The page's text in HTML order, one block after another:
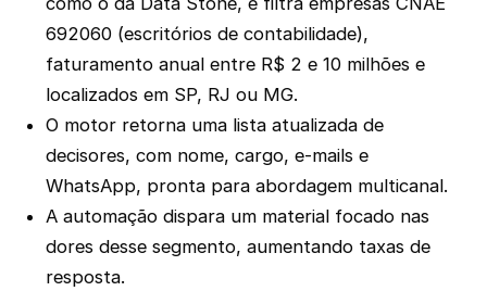
692060 (escritórios de contabilidade),
faturamento anual entre R$ 2 e 10 milhões e
localizados em SP, RJ ou MG.
O motor retorna uma lista atualizada de
decisores, com nome, cargo, e-mails e
WhatsApp, pronta para abordagem multicanal.
A automação dispara um material focado nas
dores desse segmento, aumentando taxas de
resposta.